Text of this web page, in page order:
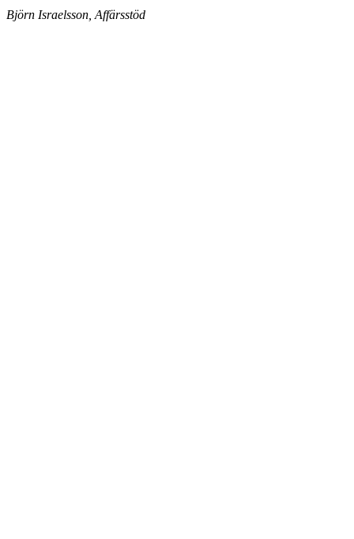
Björn Israelsson, Affärsstöd